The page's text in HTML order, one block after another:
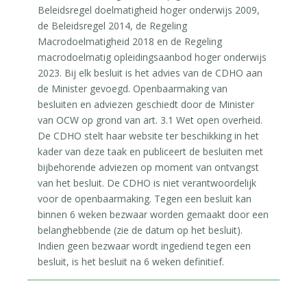
Beleidsregel doelmatigheid hoger onderwijs 2009,
de Beleidsregel 2014, de Regeling
Macrodoelmatigheid 2018 en de Regeling
macrodoelmatig opleidingsaanbod hoger onderwijs
2023. Bij elk besluit is het advies van de CDHO aan
de Minister gevoegd. Openbaarmaking van
besluiten en adviezen geschiedt door de Minister
van OCW op grond van art. 3.1 Wet open overheid.
De CDHO stelt haar website ter beschikking in het
kader van deze taak en publiceert de besluiten met
bijbehorende adviezen op moment van ontvangst
van het besluit. De CDHO is niet verantwoordelijk
voor de openbaarmaking. Tegen een besluit kan
binnen 6 weken bezwaar worden gemaakt door een
belanghebbende (zie de datum op het besluit).
Indien geen bezwaar wordt ingediend tegen een
besluit, is het besluit na 6 weken definitief.